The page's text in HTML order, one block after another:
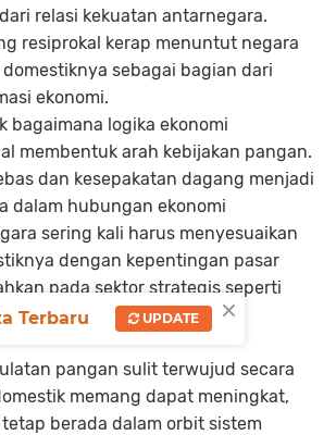
relasi kekuatan antarnegara.
resiprokal kerap menuntut negara
sebagai bagian dari
ekonomi.
bagaimana logika ekonomi
membentuk arah kebijakan pangan.
dan kesepakatan dagang menjadi
dalam hubungan ekonomi
sering kali harus menyesuaikan
dengan kepentingan pasar
pada sektor strategis seperti
pangan sulit terwujud secara
memang dapat meningkat,
berada dalam orbit sistem
×
Terbaru UPDATE